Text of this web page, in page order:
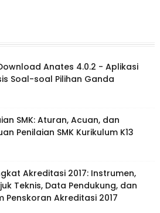
Anates 4.0.2 - Aplikasi
Soal-soal Pilihan Ganda
SMK: Aturan, Acuan, dan
Penilaian SMK Kurikulum K13
Akreditasi 2017: Instrumen,
Teknis, Data Pendukung, dan
Penskoran Akreditasi 2017